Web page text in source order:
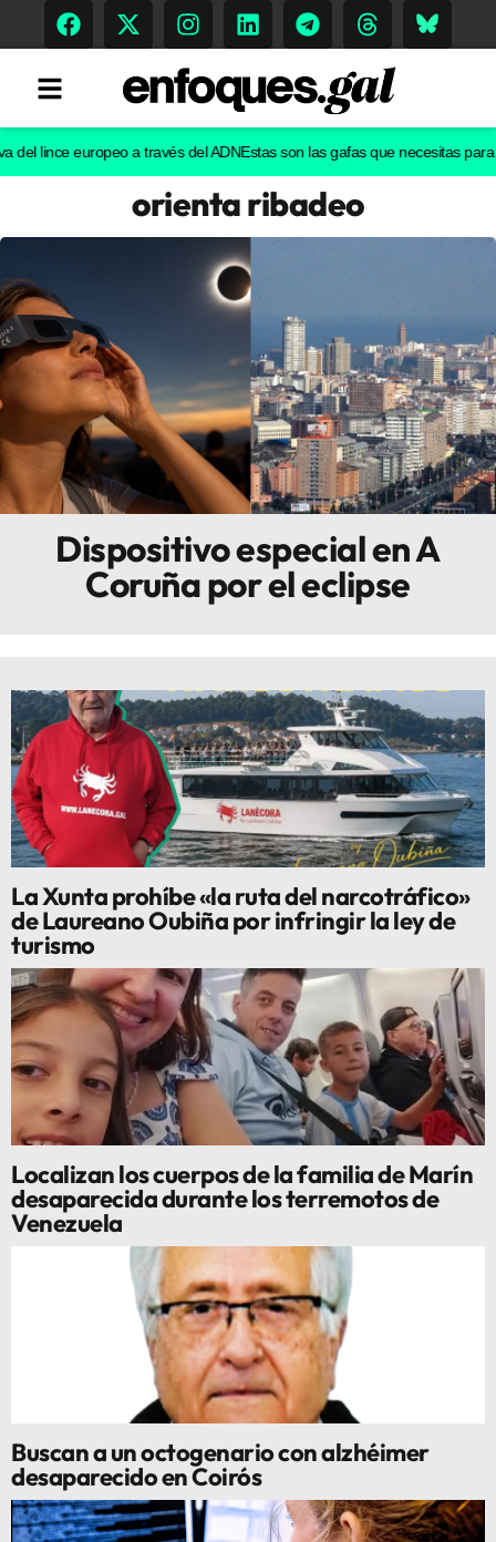
Gastronomía
Escenarios
Sostenibilidad
Innova
europeo a través del ADNEstas son las gafas que necesitas para ver
orienta ribadeo
Dispositivo especial en A
Coruña por el eclipse
La Xunta prohíbe «la ruta del narcotráfico»
de Laureano Oubiña por infringir la ley de
turismo
Localizan los cuerpos de la familia de Marín
desaparecida durante los terremotos de
Venezuela
Buscan a un octogenario con alzhéimer
desaparecido en Coirós